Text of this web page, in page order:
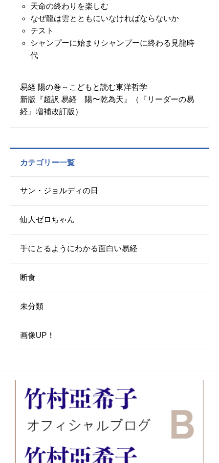
天命の終わりを楽しむ
なぜ龍は雲とともにいなければならないか
テスト
シャンプーに始まりシャンプーに終わる見龍時
代
易経 陽の巻～こどもと読む東洋哲学
新版『超訳 易経 陽〜乾為天』（『リーダーの易
経』増補改訂版）
カテゴリー一覧
サン・ジョルディの日
仙人ゼロちゃん
手にとるようにわかる面白い易経
断食
未分類
画像UP！